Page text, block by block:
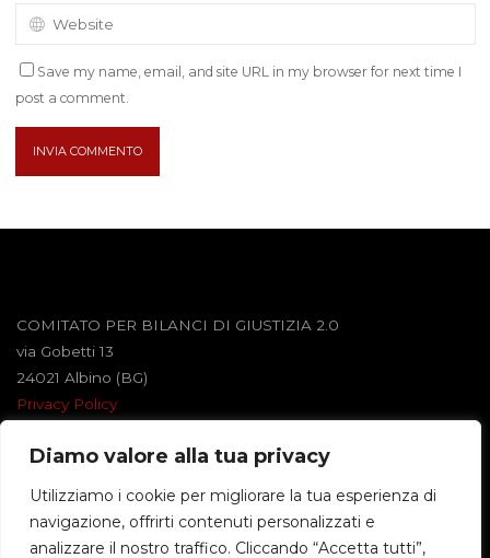
Diamo valore alla tua privacy
Utilizziamo i cookie per migliorare la tua esperienza di
navigazione, offrirti contenuti personalizzati e
analizzare il nostro traffico. Cliccando “Accetta tutti”,
Save my name, email, and site URL in my browser for next time I
post a comment.
COMITATO PER BILANCI DI GIUSTIZIA 2.0
via Gobetti 13
24021 Albino (BG)
Privacy Policy
©2026 BILANCI DI GIUSTIZIA